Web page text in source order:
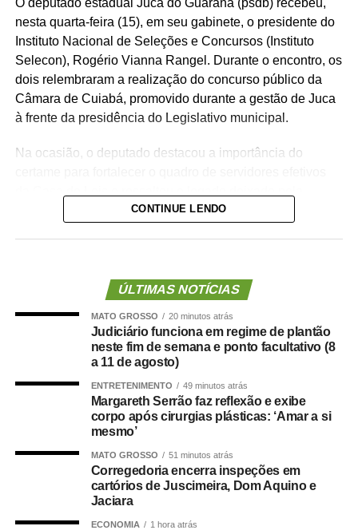
nesta quarta-feira (15), em seu gabinete, o presidente do
Instituto Nacional de Seleções e Concursos (Instituto
Selecon), Rogério Vianna Rangel. Durante o encontro, os
dois relembraram a realização do concurso público da
Câmara de Cuiabá, promovido durante a gestão de Juca
à frente da presidência do Legislativo municipal.
Na ocasião, o deputado destacou a importância do
Cuiabá, que é de todos nós mato-grossenses, o
parlamento mais antigo do Centro-Oeste brasileiro”,
O concurso público foi realizado para provimento de
níveis médio e superior, contemplando funções como
técnico legislativo, analista legislativo, controlador interno
Durante a visita, Rogério Vianna Rangel agradeceu a
confiança depositada no Instituto Selecon e destacou a
forma como o processo foi conduzido.
CONTINUE LENDO
ÚLTIMAS NOTÍCIAS
MATO GROSSO 20 minutos atrás
Judiciário funciona em regime de plantão
neste fim de semana e ponto facultativo (8
a 11 de agosto)
ENTRETENIMENTO 49 minutos atrás
Margareth Serrão faz reflexão e exibe
corpo após cirurgias plásticas: ‘Amar a si
mesmo’
MATO GROSSO 51 minutos atrás
Corregedoria encerra inspeções em
cartórios de Juscimeira, Dom Aquino e
Jaciara
ECONOMIA 1 hora atrás